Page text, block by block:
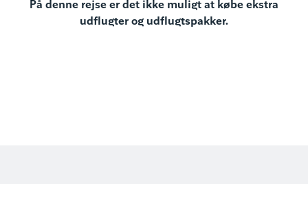
På denne rejse er det ikke muligt at købe ekstra
udflugter og udflugtspakker.